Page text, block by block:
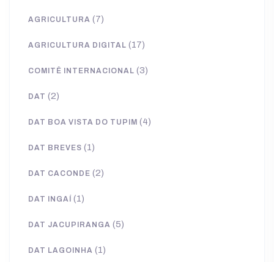
AGRICULTURA (7)
AGRICULTURA DIGITAL (17)
COMITÊ INTERNACIONAL (3)
DAT (2)
DAT BOA VISTA DO TUPIM (4)
DAT BREVES (1)
DAT CACONDE (2)
DAT INGAÍ (1)
DAT JACUPIRANGA (5)
DAT LAGOINHA (1)